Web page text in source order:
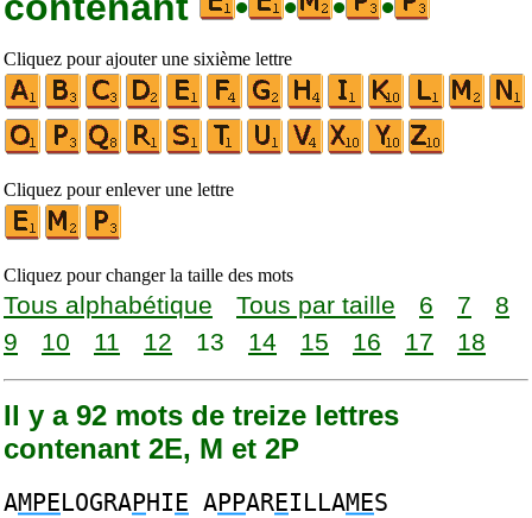
Cliquez pour ajouter une sixième lettre
Cliquez pour enlever une lettre
Cliquez pour changer la taille des mots
Tous alphabétique Tous par taille 6 7
8
9
10 11 12 13 14 15 16 17 18
Il y a 92 mots de treize lettres
contenant 2E, M et 2P
AMPELOGRAPHIE APPAREILLAMES